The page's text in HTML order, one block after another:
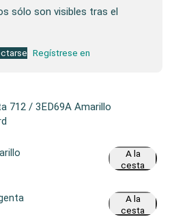
sólo son visibles tras el
Regístrese en
712 / 3ED69A Amarillo
A la
cesta
A la
cesta